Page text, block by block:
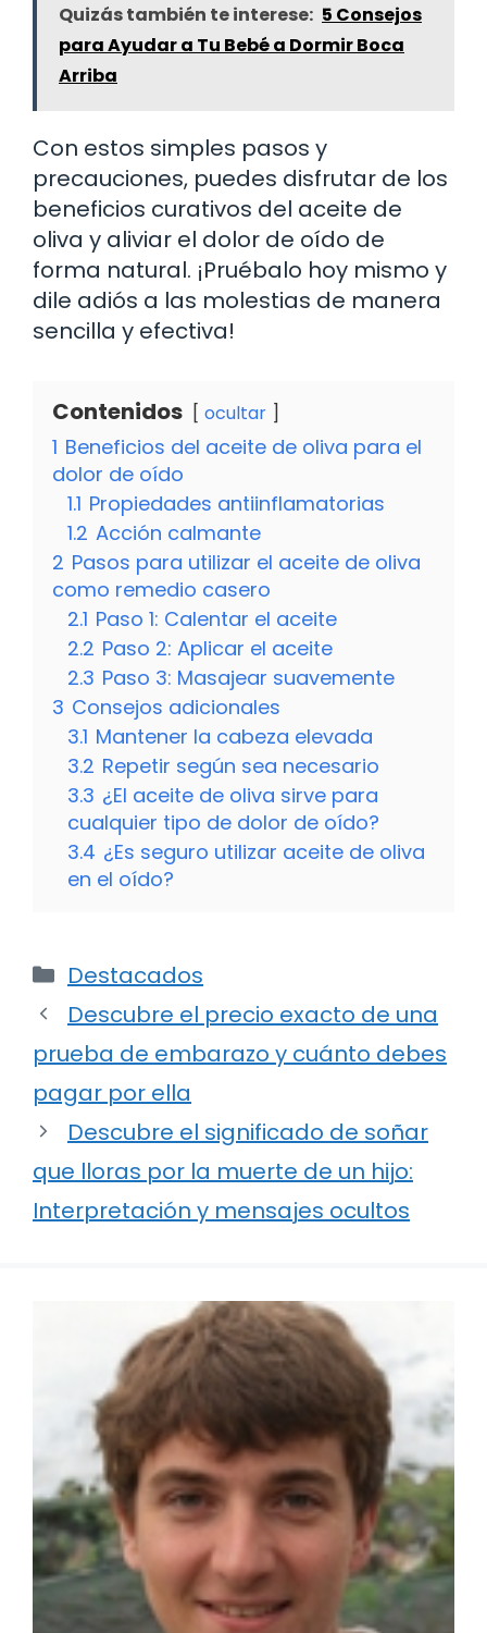
Quizás también te interese: 5 Consejos
para Ayudar a Tu Bebé a Dormir Boca
Arriba
Con estos simples pasos y
precauciones, puedes disfrutar de los
beneficios curativos del aceite de
oliva y aliviar el dolor de oído de
forma natural. ¡Pruébalo hoy mismo y
dile adiós a las molestias de manera
sencilla y efectiva!
Contenidos ocultar
1 Beneficios del aceite de oliva para el
dolor de oído
1.1 Propiedades antiinflamatorias
1.2 Acción calmante
2 Pasos para utilizar el aceite de oliva
como remedio casero
2.1 Paso 1: Calentar el aceite
2.2 Paso 2: Aplicar el aceite
2.3 Paso 3: Masajear suavemente
3 Consejos adicionales
3.1 Mantener la cabeza elevada
3.2 Repetir según sea necesario
3.3 ¿El aceite de oliva sirve para
cualquier tipo de dolor de oído?
3.4 ¿Es seguro utilizar aceite de oliva
en el oído?
Categorías
Destacados
Descubre el precio exacto de una
prueba de embarazo y cuánto debes
pagar por ella
Descubre el significado de soñar
que lloras por la muerte de un hijo:
Interpretación y mensajes ocultos